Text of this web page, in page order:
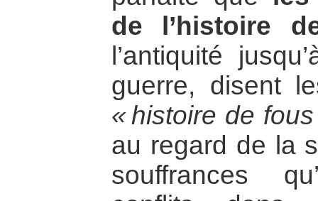
de l’histoire
l’antiquité
guerre, disent
« histoire de
au regard de la
souffrances